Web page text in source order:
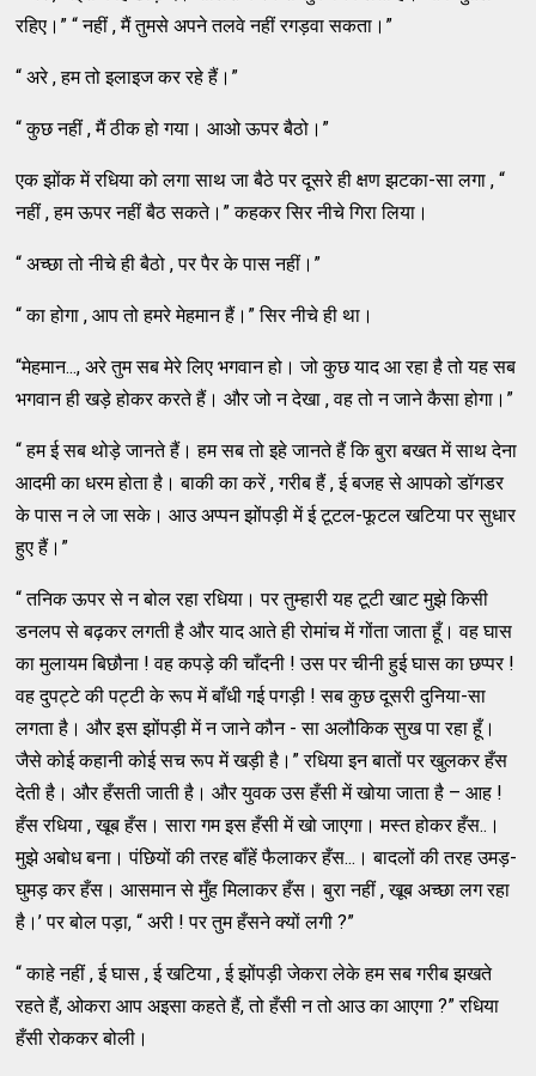
रहिए।” “ नहीं , मैं तुमसे अपने तलवे नहीं रगड़वा सकता।”
“ अरे , हम तो इलाइज कर रहे हैं।”
“ कुछ नहीं , मैं ठीक हो गया। आओ ऊपर बैठो।”
एक झोंक में रधिया को लगा साथ जा बैठे पर दूसरे ही क्षण झटका-सा लगा , “
नहीं , हम ऊपर नहीं बैठ सकते।” कहकर सिर नीचे गिरा लिया।
“ अच्छा तो नीचे ही बैठो , पर पैर के पास नहीं।”
“ का होगा , आप तो हमरे मेहमान हैं।” सिर नीचे ही था।
“मेहमान..., अरे तुम सब मेरे लिए भगवान हो। जो कुछ याद आ रहा है तो यह सब
भगवान ही खड़े होकर करते हैं। और जो न देखा , वह तो न जाने कैसा होगा।”
“ हम ई सब थोड़े जानते हैं। हम सब तो इहे जानते हैं कि बुरा बखत में साथ देना
आदमी का धरम होता है। बाकी का करें , गरीब हैं , ई बजह से आपको डॉगडर
के पास न ले जा सके। आउ अप्पन झोंपड़ी में ई टूटल-फूटल खटिया पर सुधार
हुए हैं।”
“ तनिक ऊपर से न बोल रहा रधिया। पर तुम्हारी यह टूटी खाट मुझे किसी
डनलप से बढ़कर लगती है और याद आते ही रोमांच में गोंता जाता हूँ। वह घास
का मुलायम बिछौना ! वह कपड़े की चाँदनी ! उस पर चीनी हुई घास का छप्पर !
वह दुपट्टे की पट्टी के रूप में बाँधी गई पगड़ी ! सब कुछ दूसरी दुनिया-सा
लगता है। और इस झोंपड़ी में न जाने कौन - सा अलौकिक सुख पा रहा हूँ।
जैसे कोई कहानी कोई सच रूप में खड़ी है।” रधिया इन बातों पर खुलकर हँस
देती है। और हँसती जाती है। और युवक उस हँसी में खोया जाता है – आह !
हँस रधिया , खूब हँस। सारा गम इस हँसी में खो जाएगा। मस्त होकर हँस..।
मुझे अबोध बना। पंछियों की तरह बाँहें फैलाकर हँस...। बादलों की तरह उमड़-
घुमड़ कर हँस। आसमान से मुँह मिलाकर हँस। बुरा नहीं , खूब अच्छा लग रहा
है।’ पर बोल पड़ा, “ अरी ! पर तुम हँसने क्यों लगी ?”
“ काहे नहीं , ई घास , ई खटिया , ई झोंपड़ी जेकरा लेके हम सब गरीब झखते
रहते हैं, ओकरा आप अइसा कहते हैं, तो हँसी न तो आउ का आएगा ?” रधिया
हँसी रोककर बोली।